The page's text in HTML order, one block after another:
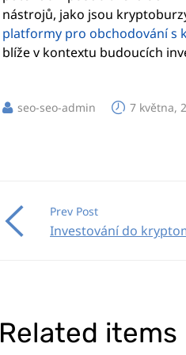
nástrojů, jako jsou
platformy pro obchodování s
blíže v kontextu budoucích
seo-seo-admin 7 května,
Prev Post
Investování do
Related items